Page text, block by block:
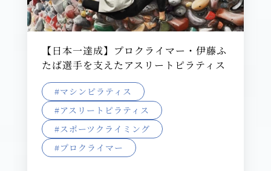
【日本一達成】プロクライマー・伊藤ふ
たば選手を支えたアスリートピラティス
#マシンピラティス
#アスリートピラティス
#スポーツクライミング
#プロクライマー